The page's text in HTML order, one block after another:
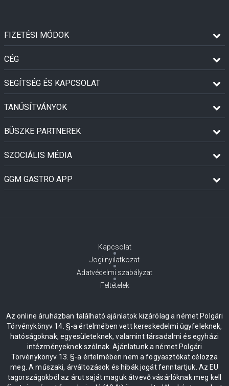
FIZETÉSI MÓDOK
CÉG
SEGÍTSÉG ÉS KAPCSOLAT
TANÚSÍTVÁNYOK
BÜSZKE PARTNEREK
SZOCIÁLIS MÉDIA
GGM GASTRO APP
Kapcsolat
Jogi nyilatkozat
Adatvédelmi szabályzat
Feltételek
Az online áruházban található ajánlatok kizárólag a német Polgári
Törvénykönyv 14. §-a értelmében vett kereskedelmi ügyfeleknek,
hatóságoknak, egyesületeknek, valamint társadalmi és egyházi
intézményeknek szólnak. Ajánlatunk a német Polgári
Törvénykönyv 13. §-a értelmében nem a fogyasztókat célozza
meg. A műszaki, árváltozások és hibák jogát fenntartjuk. Az EU
tagországokból az árut saját maguk átvevő vásárlóknak meg kell